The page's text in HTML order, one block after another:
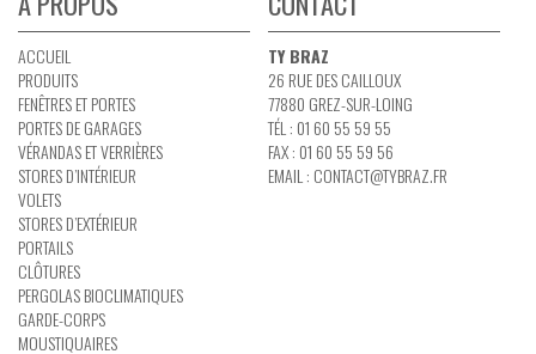
ACCUEIL
PRODUITS
FENÊTRES ET PORTES
PORTES DE GARAGES
VÉRANDAS ET VERRIÈRES
STORES D’INTÉRIEUR
VOLETS
STORES D’EXTÉRIEUR
PORTAILS
CLÔTURES
PERGOLAS BIOCLIMATIQUES
GARDE-CORPS
MOUSTIQUAIRES
TY BRAZ
26 RUE DES CAILLOUX
77880 GREZ-SUR-LOING
TÉL : 01 60 55 59 55
FAX : 01 60 55 59 56
EMAIL : CONTACT@TYBRAZ.FR